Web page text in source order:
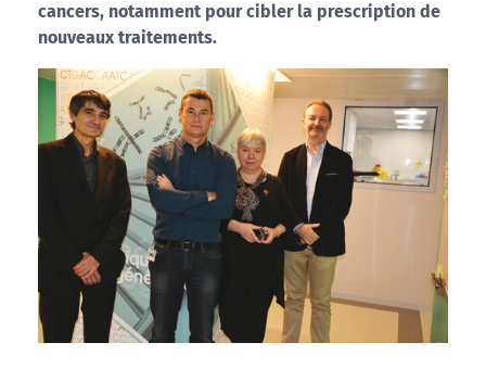
cancers, notamment pour cibler la prescription de
nouveaux traitements.